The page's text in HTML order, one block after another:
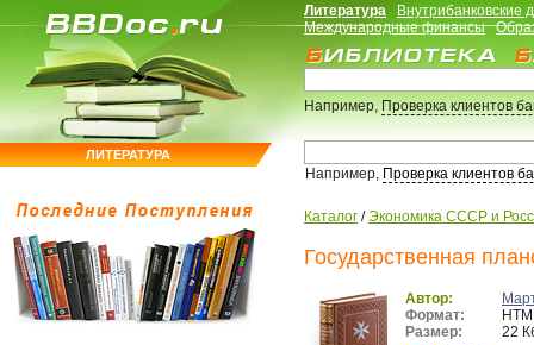
ЛИТЕРАТУРА
Литература
Внутрибанковские
Международные финансы
Например,Проверка клиентов
Например, Проверка клиентов
Каталог /Экономика СССР и
Государственная
Автор:
Формат:
Размер:
22